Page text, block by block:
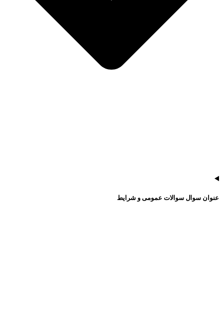
عنوان سوال سوالات عمومی و شرایط